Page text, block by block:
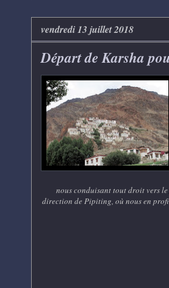
vendredi 13 juillet 2018
Départ de Karsha
nous conduisant tout droit vers
direction de Pipiting, où nous en